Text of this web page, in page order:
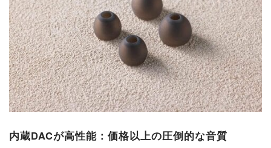
内蔵DACが高性能：価格以上の圧倒的な音質